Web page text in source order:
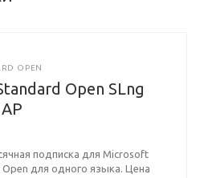
OPEN
Open SLng
подписка для Microsoft
Open для одного языка. Цена